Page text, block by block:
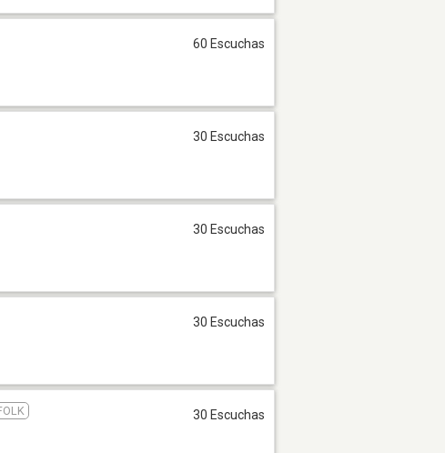
60 Escuchas
30 Escuchas
30 Escuchas
30 Escuchas
30 Escuchas